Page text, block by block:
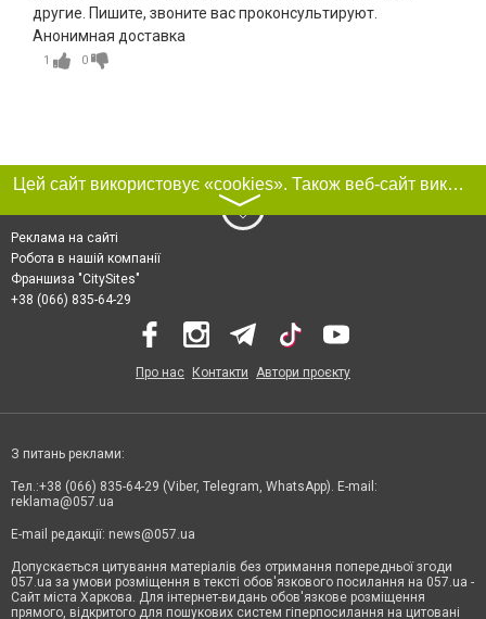
другие. Пишите, звоните вас проконсультируют.
Анонимная доставка
1 0
Цей сайт використовує «cookies». Також веб-сайт використовує інтернет-сервіс для збору технічних даних стосовно відвідувачів з метою отримання маркетингової та статистичної інформації. Умови обробки даних відвідувачів сайту див.
〉
Реклама на сайті
Робота в нашій компанії
Франшиза "CitySites"
+38 (066) 835-64-29
Про нас Контакти Автори проєкту
З питань реклами:
Тел.:+38 (066) 835-64-29 (Viber, Telegram, WhatsApp). E-mail:
reklama@057.ua
E-mail редакції: news@057.ua
Допускається цитування матеріалів без отримання попередньої згоди
057.ua за умови розміщення в тексті обов'язкового посилання на 057.ua -
Сайт міста Харкова. Для інтернет-видань обов'язкове розміщення
прямого, відкритого для пошукових систем гіперпосилання на цитовані